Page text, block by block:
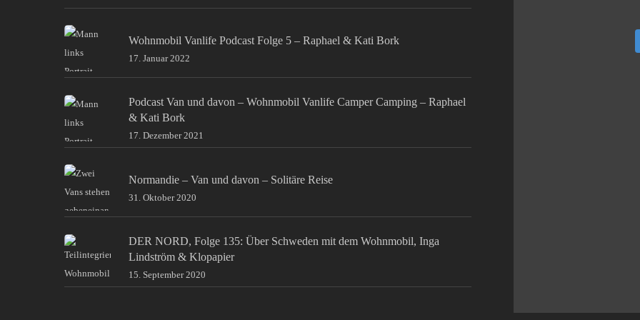
Wohnmobil Vanlife Podcast Folge 5 – Raphael & Kati Bork
17. Januar 2022
Podcast Van und davon – Wohnmobil Vanlife Camper Camping – Raphael
& Kati Bork
17. Dezember 2021
Normandie – Van und davon – Solitäre Reise
31. Oktober 2020
DER NORD, Folge 135: Über Schweden mit dem Wohnmobil, Inga
Lindström & Klopapier
15. September 2020